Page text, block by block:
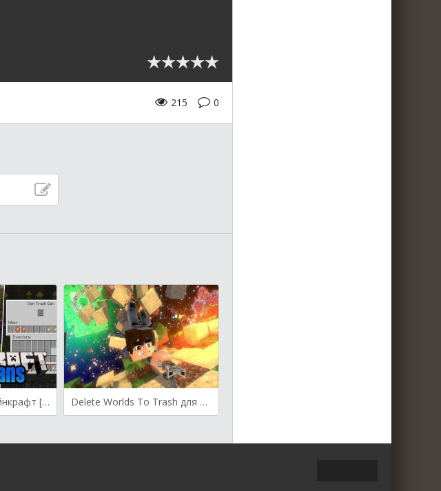
0
215
Trash Cans для Майнкрафт [1.21.4, 1.21.1, 1.21] Delete Worlds To Trash для Майнкрафт [1.21.3, 1.21.1, 1.20.4]